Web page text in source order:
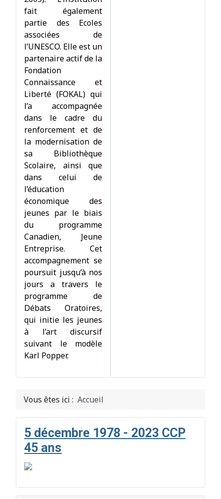
fait également
partie des Ecoles
associées de
l’UNESCO. Elle est un
partenaire actif de la
Fondation
Connaissance et
Liberté (FOKAL) qui
l’a accompagnée
dans le cadre du
renforcement et de
la modernisation de
sa Bibliothèque
Scolaire, ainsi que
dans celui de
l’éducation
économique des
jeunes par le biais
du programme
Canadien, Jeune
Entreprise. Cet
accompagnement se
poursuit jusqu’à nos
jours a travers le
programme de
Débats Oratoires,
qui initie les jeunes
à l’art discursif
suivant le modèle
Karl Popper.
Vous êtes ici : Accueil
5 décembre 1978 - 2023 CCP
45 ans